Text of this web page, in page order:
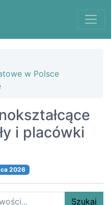
w Polsce
i placówki
2026
Szukaj